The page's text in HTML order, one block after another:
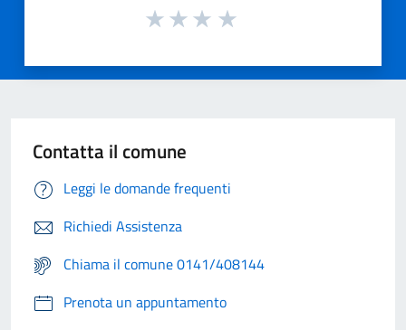
Contatta il comune
Leggi le domande frequenti
Richiedi Assistenza
Chiama il comune 0141/408144
Prenota un appuntamento